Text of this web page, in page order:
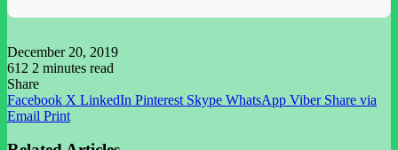
December 20, 2019
612 2 minutes read
Share
Facebook X LinkedIn Pinterest Skype WhatsApp Viber Share via
Email Print